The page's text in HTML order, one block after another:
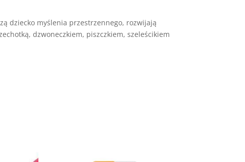
dziecko myślenia przestrzennego, rozwijają
dzwoneczkiem, piszczkiem, szeleścikiem